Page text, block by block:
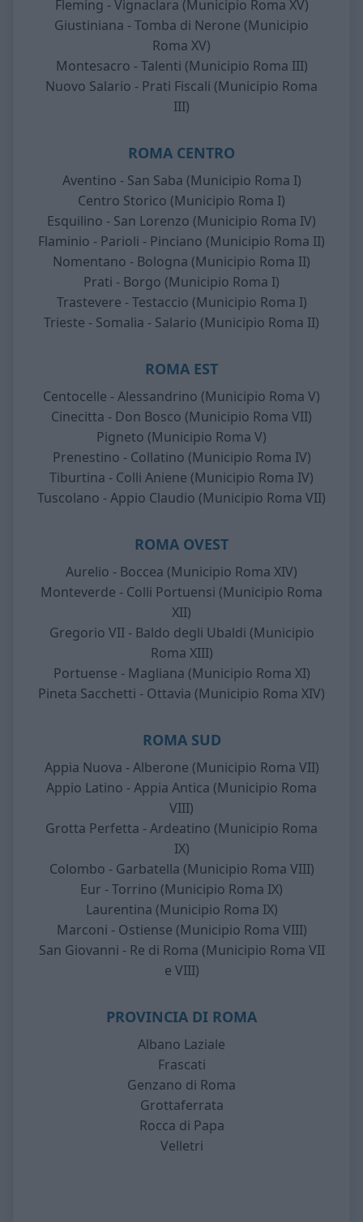
Fleming - Vignaclara (Municipio Roma XV)
Giustiniana - Tomba di Nerone (Municipio
Roma XV)
Montesacro - Talenti (Municipio Roma III)
Nuovo Salario - Prati Fiscali (Municipio Roma
III)
ROMA CENTRO
Aventino - San Saba (Municipio Roma I)
Centro Storico (Municipio Roma I)
Esquilino - San Lorenzo (Municipio Roma IV)
Flaminio - Parioli - Pinciano (Municipio Roma II)
Nomentano - Bologna (Municipio Roma II)
Prati - Borgo (Municipio Roma I)
Trastevere - Testaccio (Municipio Roma I)
Trieste - Somalia - Salario (Municipio Roma II)
ROMA EST
Centocelle - Alessandrino (Municipio Roma V)
Cinecitta - Don Bosco (Municipio Roma VII)
Pigneto (Municipio Roma V)
Prenestino - Collatino (Municipio Roma IV)
Tiburtina - Colli Aniene (Municipio Roma IV)
Tuscolano - Appio Claudio (Municipio Roma VII)
ROMA OVEST
Aurelio - Boccea (Municipio Roma XIV)
Monteverde - Colli Portuensi (Municipio Roma
XII)
Gregorio VII - Baldo degli Ubaldi (Municipio
Roma XIII)
Portuense - Magliana (Municipio Roma XI)
Pineta Sacchetti - Ottavia (Municipio Roma XIV)
ROMA SUD
Appia Nuova - Alberone (Municipio Roma VII)
Appio Latino - Appia Antica (Municipio Roma
VIII)
Grotta Perfetta - Ardeatino (Municipio Roma
IX)
Colombo - Garbatella (Municipio Roma VIII)
Eur - Torrino (Municipio Roma IX)
Laurentina (Municipio Roma IX)
Marconi - Ostiense (Municipio Roma VIII)
San Giovanni - Re di Roma (Municipio Roma VII
e VIII)
PROVINCIA DI ROMA
Albano Laziale
Frascati
Genzano di Roma
Grottaferrata
Rocca di Papa
Velletri